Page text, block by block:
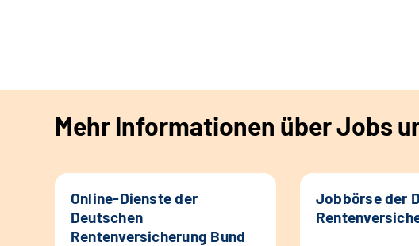
Mehr Informationen über Jobs
Online-Dienste der
Deutschen
Rentenversicherung Bund
Jobbörse der